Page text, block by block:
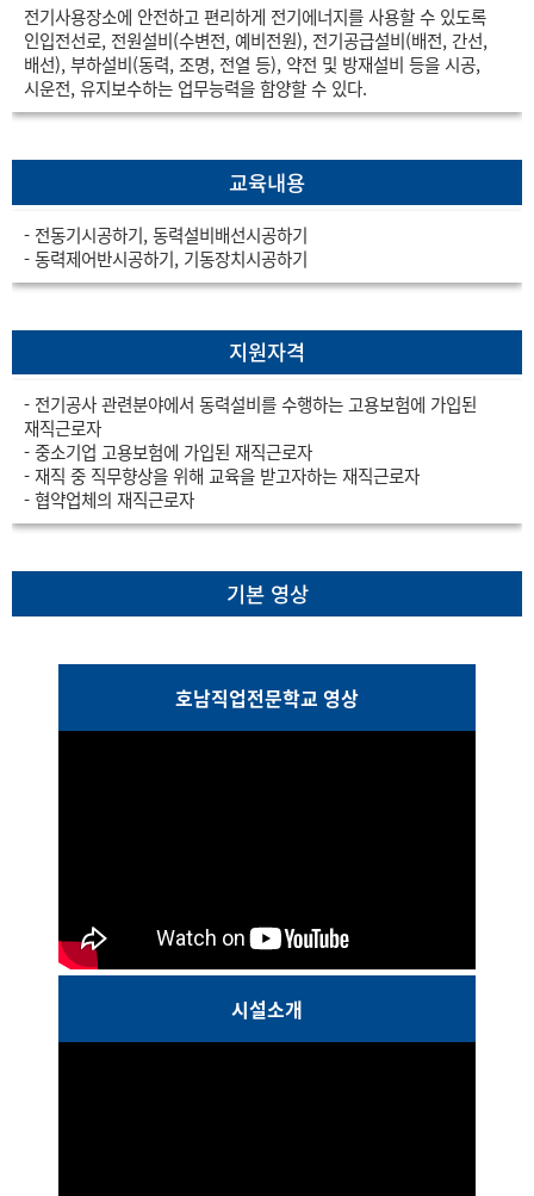
전기사용장소에 안전하고 편리하게 전기에너지를 사용할 수 있도록
인입전선로, 전원설비(수변전, 예비전원), 전기공급설비(배전, 간선,
배선), 부하설비(동력, 조명, 전열 등), 약전 및 방재설비 등을 시공,
시운전, 유지보수하는 업무능력을 함양할 수 있다.
교육내용
- 전동기시공하기, 동력설비배선시공하기
- 동력제어반시공하기, 기동장치시공하기
지원자격
- 전기공사 관련분야에서 동력설비를 수행하는 고용보험에 가입된
재직근로자
- 중소기업 고용보험에 가입된 재직근로자
- 재직 중 직무향상을 위해 교육을 받고자하는 재직근로자
- 협약업체의 재직근로자
기본 영상
호남직업전문학교 영상
시설소개